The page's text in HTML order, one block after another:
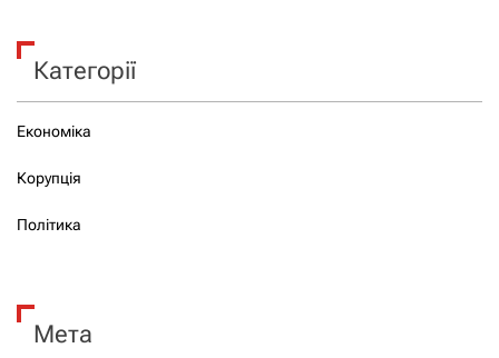
Категорії
Економіка
Корупція
Політика
Мета